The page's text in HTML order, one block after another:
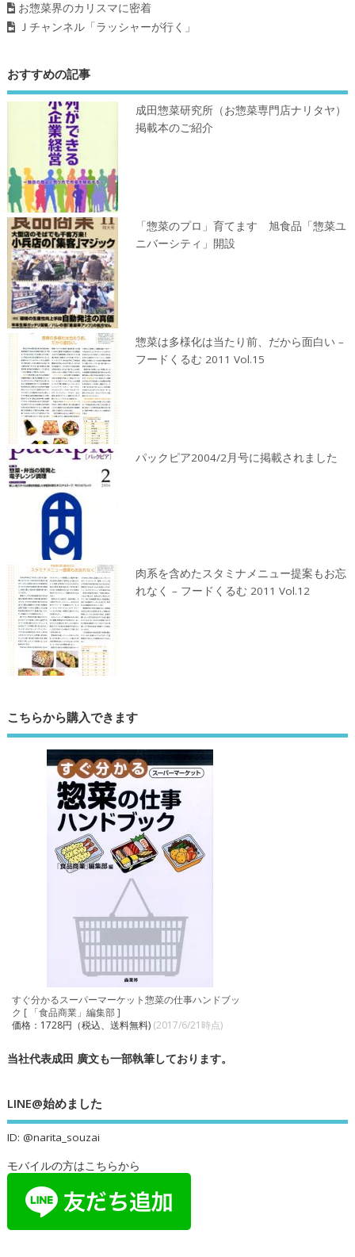
お惣菜界のカリスマに密着
Ｊチャンネル「ラッシャーが行く」
おすすめの記事
成田惣菜研究所（お惣菜専門店ナリタヤ）
掲載本のご紹介
「惣菜のプロ」育てます 旭食品「惣菜ユ
ニバーシティ」開設
惣菜は多様化は当たり前、だから面白い –
フードくるむ 2011 Vol.15
パックピア2004/2月号に掲載されました
肉系を含めたスタミナメニュー提案もお忘
れなく – フードくるむ 2011 Vol.12
こちらから購入できます
すぐ分かるスーパーマーケット惣菜の仕事ハンドブッ
ク [ 「食品商業」編集部 ]
価格：1728円（税込、送料無料) (2017/6/21時点)
当社代表成田 廣文も一部執筆しております。
LINE@始めました
ID: @narita_souzai
モバイルの方はこちらから